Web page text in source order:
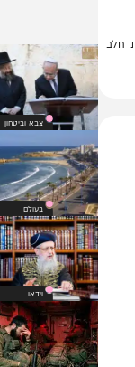
צבא וביטחון
בעולם
וידאו